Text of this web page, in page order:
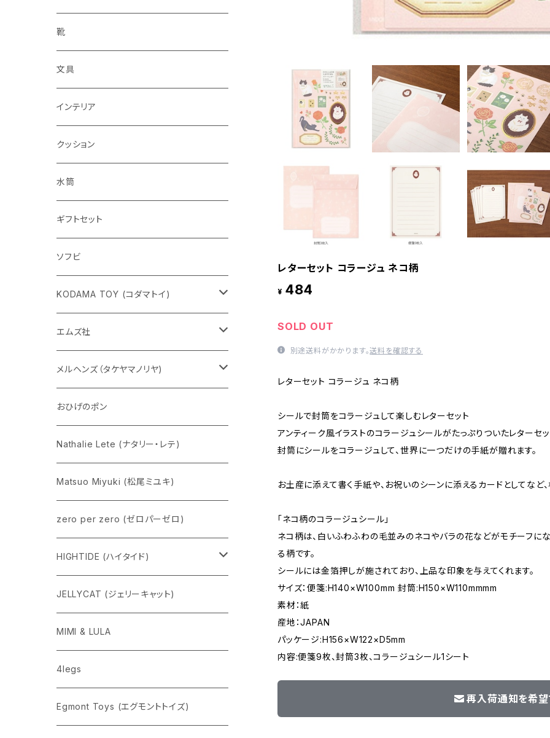
レターセット コラージュ ネコ柄
¥ 484
SOLD OUT
別途送料がかかります。送料を確認する
レターセット コラージュ ネコ柄
シールで封筒をコラージュして楽しむレターセット
アンティーク風イラストのコラージュシールがたっぷりついたレターセッ
封筒にシールをコラージュして、世界に一つだけの手紙が贈れます。
お土産に添えて書く手紙や、お祝いのシーンに添えるカードとしてなど
「ネコ柄のコラージュシール」
ネコ柄は、白いふわふわの毛並みのネコやバラの花などがモチーフに
る柄です。
シールには金箔押しが施されており、上品な印象を与えてくれます。
サイズ：便箋:H140×W100mm 封筒:H150×W110mmmm
素材：紙
産地：JAPAN
パッケージ:H156×W122×D5mm
内容:便箋9枚、封筒3枚、コラージュシール1シート
再入荷通知を希望
靴
文具
インテリア
クッション
水筒
ギフトセット
ソフビ
KODAMA TOY (コダマトイ)
チャーミーちゃん
五型動物
Eddie パンダ
エムズ社
デコちゃん
クマちゃん
メルヘンズ（タケヤマノリヤ)
ケロペチーノ
おひげのポン
Nathalie Lete (ナタリー・レテ)
Matsuo Miyuki (松尾ミユキ)
zero per zero (ゼロパーゼロ)
HIGHTIDE (ハイタイド)
ニューレトロ
penco
nahe
pppppins（ピーーーーンズ）
JELLYCAT (ジェリーキャット)
MIMI & LULA
4legs
Egmont Toys (エグモントトイズ)